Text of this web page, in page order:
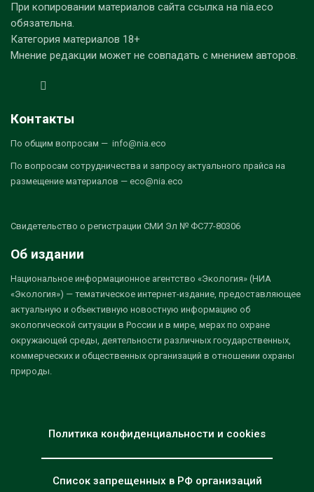
При копировании материалов сайта ссылка на nia.eco
обязательна.
Категория материалов 18+
Мнение редакции может не совпадать с мнением авторов.
Контакты
По общим вопросам — info@nia.eco
По вопросам сотрудничества и запросу актуального прайса на
размещение материалов — eco@nia.eco
Свидетельство о регистрации СМИ Эл № ФС77-80306
Об издании
Национальное информационное агентство «Экология» (НИА
«Экология») — тематическое интернет-издание, предоставляющее
актуальную и объективную новостную информацию об
экологической ситуации в России и в мире, мерах по охране
окружающей среды, деятельности различных государственных,
коммерческих и общественных организаций в отношении охраны
природы.
Политика конфиденциальности и cookies
Список запрещенных в РФ организаций